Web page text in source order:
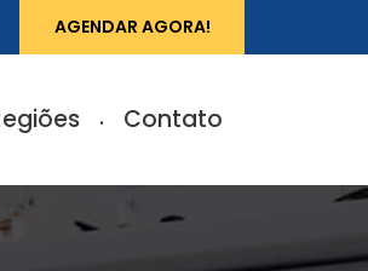
AGENDAR AGORA!
Contato